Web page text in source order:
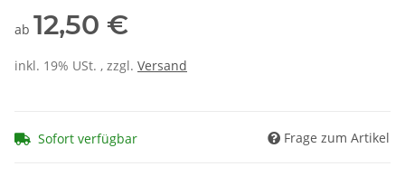
ab 12,50 €
inkl. 19% USt. , zzgl. Versand
Sofort verfügbar Frage zum Artikel